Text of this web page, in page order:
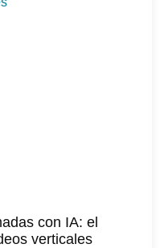
con IA: el
verticales